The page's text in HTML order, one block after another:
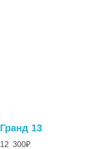
Гранд 13
12 300₽